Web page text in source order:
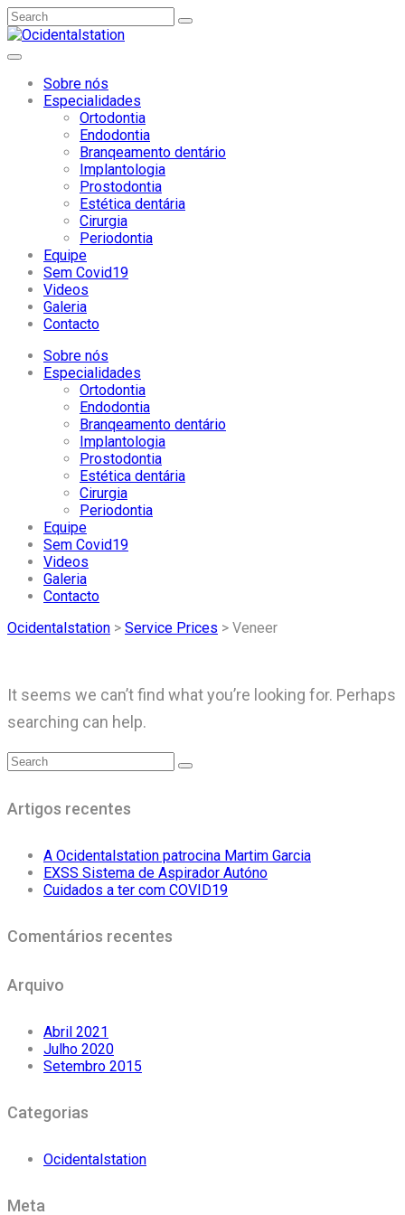
Sobre nós
Especialidades
Ortodontia
Endodontia
Branqeamento dentário
Implantologia
Prostodontia
Estética dentária
Cirurgia
Periodontia
Equipe
Sem Covid19
Videos
Galeria
Contacto
Sobre nós
Especialidades
Ortodontia
Endodontia
Branqeamento dentário
Implantologia
Prostodontia
Estética dentária
Cirurgia
Periodontia
Equipe
Sem Covid19
Videos
Galeria
Contacto
Ocidentalstation > Service Prices > Veneer
It seems we can’t find what you’re looking for. Perhaps
searching can help.
Artigos recentes
A Ocidentalstation patrocina Martim Garcia
EXSS Sistema de Aspirador Autóno
Cuidados a ter com COVID19
Comentários recentes
Arquivo
Abril 2021
Julho 2020
Setembro 2015
Categorias
Ocidentalstation
Meta